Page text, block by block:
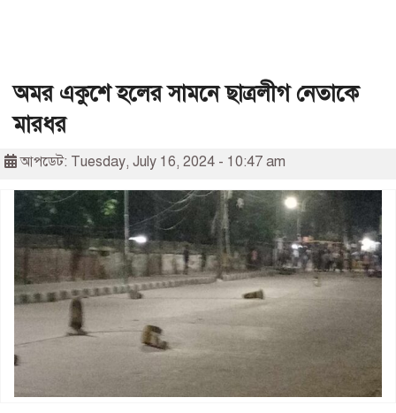
অমর একুশে হলের সামনে ছাত্রলীগ নেতাকে
মারধর
আপডেট: Tuesday, July 16, 2024 - 10:47 am